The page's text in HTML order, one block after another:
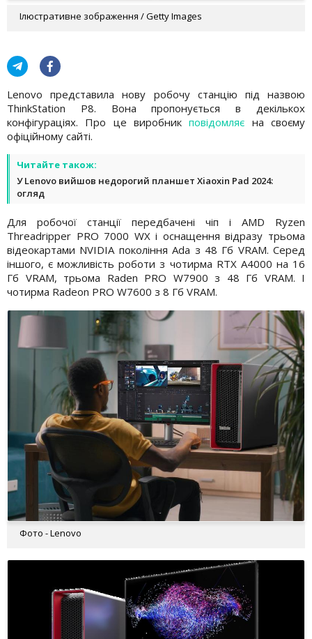
Ілюстративне зображення / Getty Images
Lenovo представила нову робочу станцію під назвою
ThinkStation P8. Вона пропонується в декількох
конфігураціях. Про це виробникповідомляє на своєму
офіційному сайті.
Читайте також:
У Lenovo вийшов недорогий планшет Xiaoxin Pad 2024:
огляд
Для робочої станції передбачені чіп і AMD Ryzen
Threadripper PRO 7000 WX і оснащення відразу трьома
відеокартами NVIDIA покоління Ada з 48 Гб VRAM. Серед
іншого, є можливість роботи з чотирма RTX A4000 на 16
Гб VRAM, трьома Raden PRO W7900 з 48 Гб VRAM. І
чотирма Radeon PRO W7600 з 8 Гб VRAM.
Фото - Lenovo